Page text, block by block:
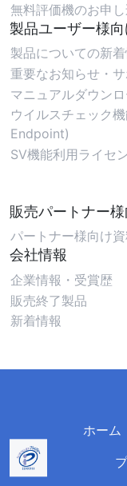
無料評価機のお申
製品ユーザー様
製品についての新
重要なお知らせ・
マニュアルダウン
ウイルスチェック
Endpoint)
SV機能利用ライセ
販売パートナー
パートナー様向け
会社情報
企業情報・受賞歴
販売終了製品
新着情報
ホーム